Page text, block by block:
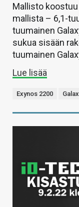
Mallisto
mallista – 6,1-
tuumainen
sukua sisään
tuumainen
Lue lisää
Exynos 2200